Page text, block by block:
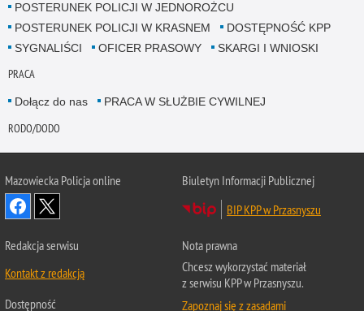
POSTERUNEK POLICJI W JEDNOROŻCU
POSTERUNEK POLICJI W KRASNEM
DOSTĘPNOŚĆ KPP
SYGNALIŚCI
OFICER PRASOWY SKARGI I WNIOSKI
PRACA
Dołącz do nas PRACA W SŁUŻBIE CYWILNEJ
RODO/DODO
Mazowiecka Policja online
Biuletyn Informacji Publicznej
BIP KPP w Przasnyszu
Redakcja serwisu
Kontakt z redakcją
Dostępność
Nota prawna
Chcesz wykorzystać materiał
z serwisu KPP w Przasnyszu.
Zapoznaj się z zasadami